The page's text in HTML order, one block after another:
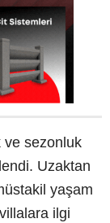
ve sezonluk
Uzaktan
yaşam
ilgi